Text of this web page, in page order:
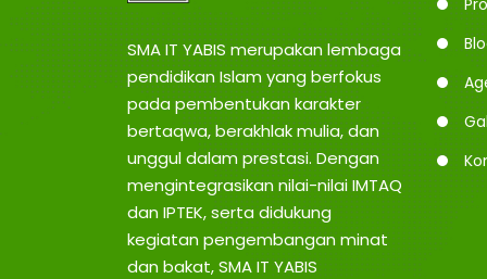
SMA IT YABIS merupakan lembaga
pendidikan Islam yang berfokus
pada pembentukan karakter
bertaqwa, berakhlak mulia, dan
unggul dalam prestasi. Dengan
mengintegrasikan nilai-nilai IMTAQ
dan IPTEK, serta didukung
kegiatan pengembangan minat
dan bakat, SMA IT YABIS